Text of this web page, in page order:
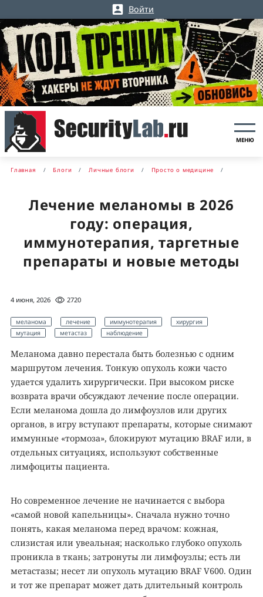
Войти
МЕНЮ
Главная Блоги Личные блоги Просто о медицине
Лечение меланомы в 2026
году: операция,
иммунотерапия, таргетные
препараты и новые методы
4 июня, 2026 2720
меланома лечение иммунотерапия
хирургия
мутация
метастаз наблюдение
Меланома давно перестала быть болезнью с одним
маршрутом лечения. Тонкую опухоль кожи часто
удается удалить хирургически. При высоком риске
возврата врачи обсуждают лечение после операции.
Если меланома дошла до лимфоузлов или других
органов, в игру вступают препараты, которые снимают
иммунные «тормоза», блокируют мутацию BRAF или, в
отдельных ситуациях, используют собственные
лимфоциты пациента.
Но современное лечение не начинается с выбора
«самой новой капельницы». Сначала нужно точно
понять, какая меланома перед врачом: кожная,
слизистая или увеальная; насколько глубоко опухоль
проникла в ткань; затронуты ли лимфоузлы; есть ли
метастазы; несет ли опухоль мутацию BRAF V600. Один
и тот же препарат может дать длительный контроль